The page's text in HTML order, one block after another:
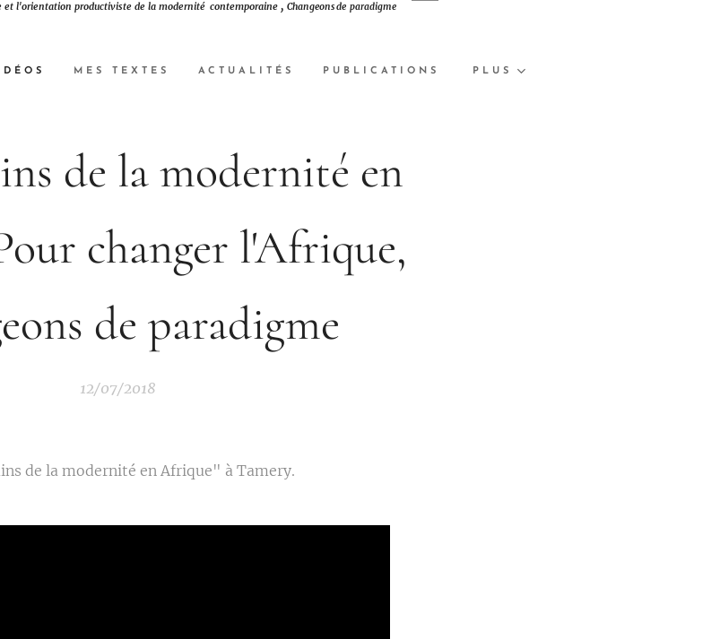
et l'orientation productiviste de la modernité contemporaine , Changeons de paradigme
MES TEXTES ACTUALITÉS PUBLICATIONS PLUS
de la modernité en
changer l'Afrique,
de paradigme
12/07/2018
de la modernité en Afrique" à Tamery.